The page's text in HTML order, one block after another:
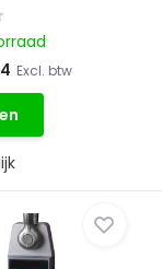
Excl. btw